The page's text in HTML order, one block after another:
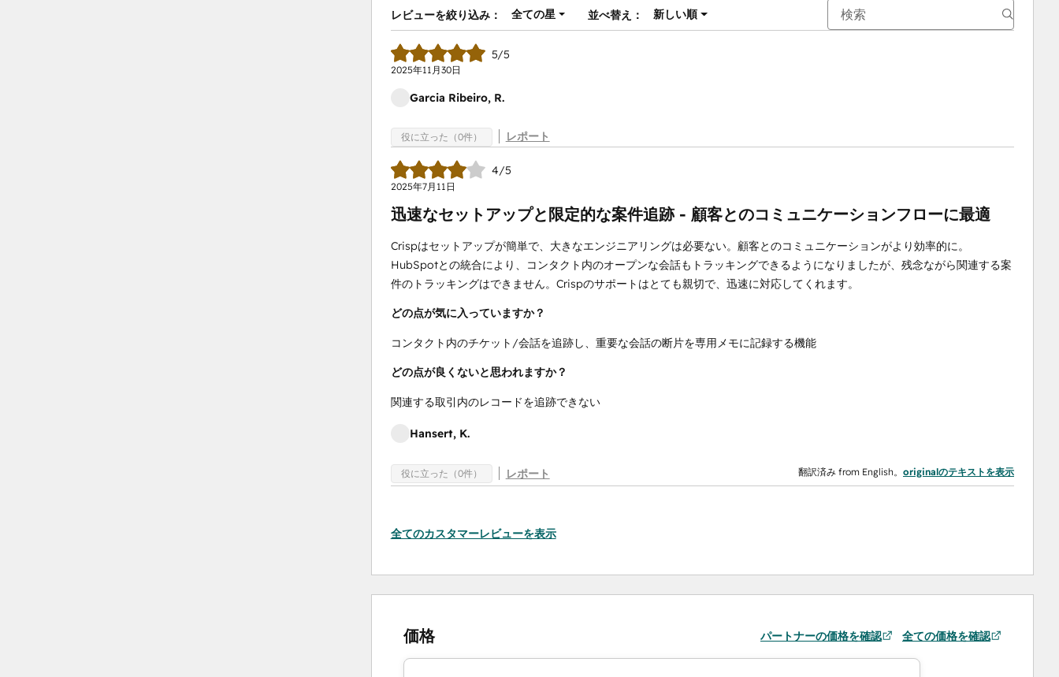
レビューを絞り込み：
全ての星 並べ替え： 新しい順
5/5
2025年11月30日
Garcia Ribeiro, R.
役に立った（0件） レポート
4/5
2025年7月11日
迅速なセットアップと限定的な案件追跡 - 顧客とのコミュニケーションフローに最適
Crispはセットアップが簡単で、大きなエンジニアリングは必要ない。顧客とのコミュニケーションがより効率的に。
HubSpotとの統合により、コンタクト内のオープンな会話もトラッキングできるようになりましたが、残念ながら関連する案
件のトラッキングはできません。Crispのサポートはとても親切で、迅速に対応してくれます。
どの点が気に入っていますか？
コンタクト内のチケット/会話を追跡し、重要な会話の断片を専用メモに記録する機能
どの点が良くないと思われますか？
関連する取引内のレコードを追跡できない
Hansert, K.
役に立った（0件） レポート 翻訳済み from English。 originalのテキストを表示
全てのカスタマーレビューを表示
価格 パートナーの価格を確認 全ての価格を確認